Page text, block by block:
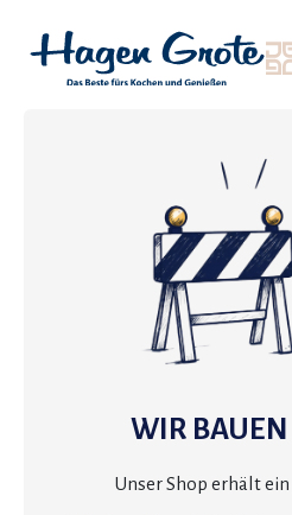
WIR BAUEN
Unser Shop erhält ein